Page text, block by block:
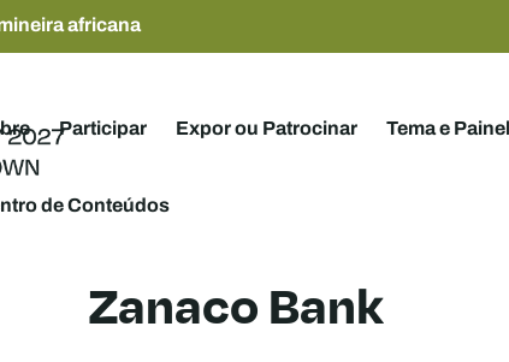
africana
Participar Expor ou Patrocinar Tema e
de Conteúdos
Zanaco Bank